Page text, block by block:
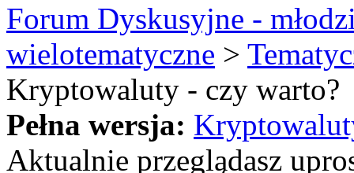
Forum Dyskusyjne -
wielotematyczne >
Kryptowaluty - czy warto?
Pełna wersja:
Aktualnie przeglądasz